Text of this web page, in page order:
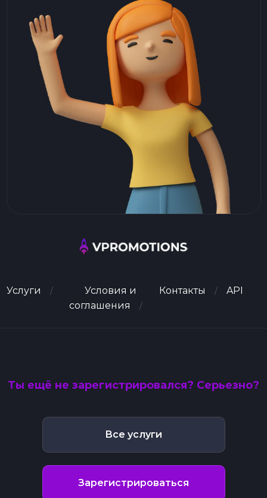
Услуги
Условия и
соглашения
Контакты API
Ты ещё не зарегистрировался? Серьезно?
Все услуги
Зарегистрироваться